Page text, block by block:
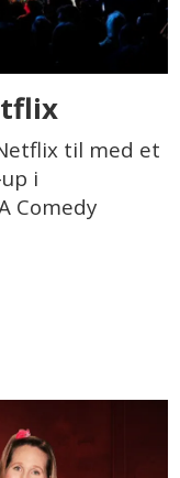
til med et
i
Comedy